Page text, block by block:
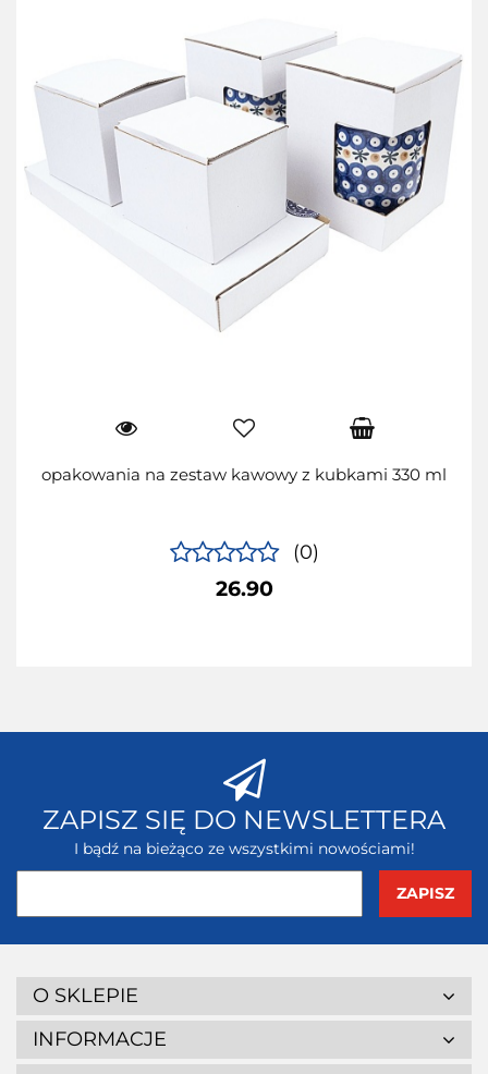
opakowania na zestaw kawowy z kubkami 330 ml
(0)
26.90
ZAPISZ SIĘ DO NEWSLETTERA
I bądź na bieżąco ze wszystkimi nowościami!
O SKLEPIE
INFORMACJE